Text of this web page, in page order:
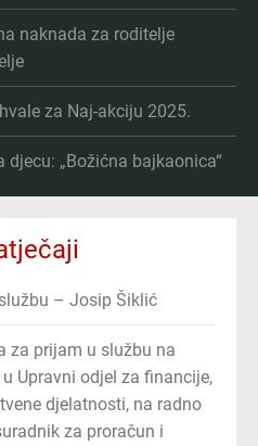
naknada za roditelje
za Naj-akciju 2025.
„Božićna bajkaonica“
– Josip Šiklić
za prijam u službu na
Upravni odjel za financije,
djelatnosti, na radno
za proračun i